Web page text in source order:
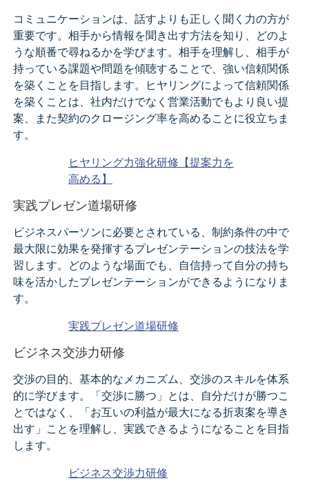
コミュニケーションは、話すよりも正しく聞く力の方が
重要です。相手から情報を聞き出す方法を知り、どのよ
うな順番で尋ねるかを学びます。相手を理解し、相手が
持っている課題や問題を傾聴することで、強い信頼関係
を築くことを目指します。ヒヤリングによって信頼関係
を築くことは、社内だけでなく営業活動でもより良い提
案、また契約のクロージング率を高めることに役立ちま
す。
ヒヤリング力強化研修【提案力を
高める】
実践プレゼン道場研修
ビジネスパーソンに必要とされている、制約条件の中で
最大限に効果を発揮するプレゼンテーションの技法を学
習します。どのような場面でも、自信持って自分の持ち
味を活かしたプレゼンテーションができるようになりま
す。
実践プレゼン道場研修
ビジネス交渉力研修
交渉の目的、基本的なメカニズム、交渉のスキルを体系
的に学びます。「交渉に勝つ」とは、自分だけが勝つこ
とではなく、「お互いの利益が最大になる折衷案を導き
出す」ことを理解し、実践できるようになることを目指
します。
ビジネス交渉力研修